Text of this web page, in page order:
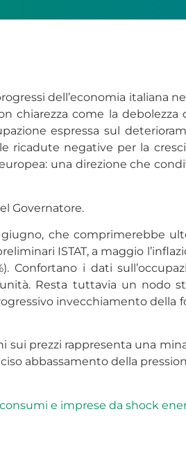
dell’economia italiana
chiarezza come la
espressa sul
ricadute negative per la
una direzione che
Governatore.
giugno, che comprimerebbe
ISTAT, a maggio
Confortano i dati
Resta tuttavia un nodo
invecchiamento della
prezzi rappresenta una
abbassamento della
e imprese da shock